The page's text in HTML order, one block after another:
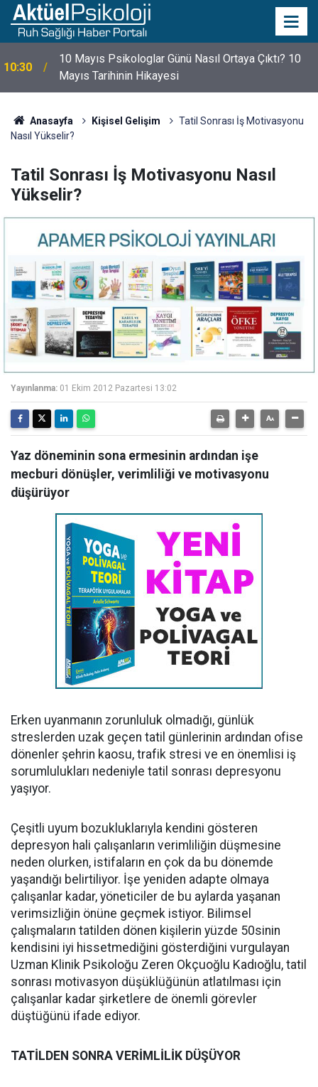
10:30
10 Mayıs Psikologlar Günü Nasıl Ortaya Çıktı? 10
Mayıs Tarihinin Hikayesi
Anasayfa Kişisel Gelişim
Tatil Sonrası İş Motivasyonu
Nasıl Yükselir?
Tatil Sonrası İş Motivasyonu Nasıl
Yükselir?
Yayınlanma: 01 Ekim 2012 Pazartesi 13:02
Yaz döneminin sona ermesinin ardından işe
mecburi dönüşler, verimliliği ve motivasyonu
düşürüyor
Erken uyanmanın zorunluluk olmadığı, günlük
streslerden uzak geçen tatil günlerinin ardından ofise
dönenler şehrin kaosu, trafik stresi ve en önemlisi iş
sorumlulukları nedeniyle tatil sonrası depresyonu
yaşıyor.
Çeşitli uyum bozukluklarıyla kendini gösteren
depresyon hali çalışanların verimliliğin düşmesine
neden olurken, istifaların en çok da bu dönemde
yaşandığı belirtiliyor. İşe yeniden adapte olmaya
çalışanlar kadar, yöneticiler de bu aylarda yaşanan
verimsizliğin önüne geçmek istiyor. Bilimsel
çalışmaların tatilden dönen kişilerin yüzde 50sinin
kendisini iyi hissetmediğini gösterdiğini vurgulayan
Uzman Klinik Psikoloğu Zeren Okçuoğlu Kadıoğlu, tatil
sonrası motivasyon düşüklüğünün atlatılması için
çalışanlar kadar şirketlere de önemli görevler
düştüğünü ifade ediyor.
TATİLDEN SONRA VERİMLİLİK DÜŞÜYOR